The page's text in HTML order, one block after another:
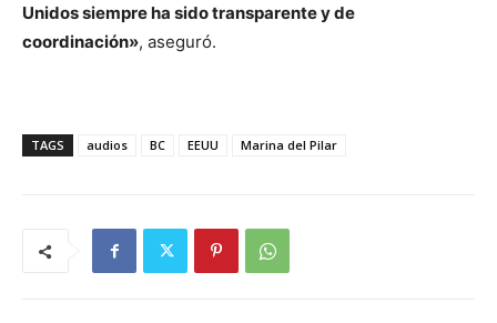
Unidos siempre ha sido transparente y de
coordinación», aseguró.
TAGS audios BC EEUU Marina del Pilar